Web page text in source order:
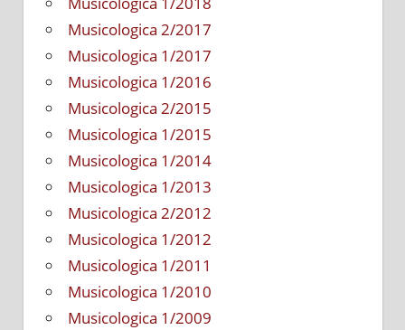
Musicologica 2/2017
Musicologica 1/2017
Musicologica 1/2016
Musicologica 2/2015
Musicologica 1/2015
Musicologica 1/2014
Musicologica 1/2013
Musicologica 2/2012
Musicologica 1/2012
Musicologica 1/2011
Musicologica 1/2010
Musicologica 1/2009